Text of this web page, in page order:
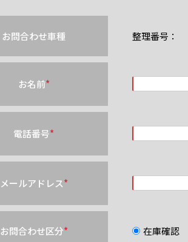
お問合わせ車種 整理番号
お名前*
電話番号*
メールアドレス*
お問合わせ区分* 在庫確認